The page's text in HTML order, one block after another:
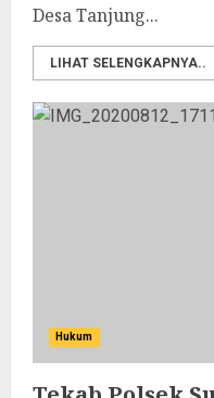
Desa Tanjung...
LIHAT SELENGKAPNYA..
Hukum